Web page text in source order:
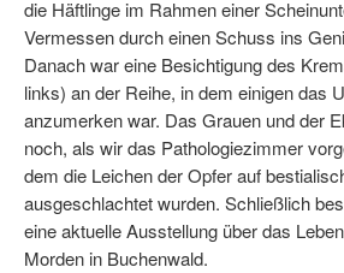
die Häftlinge im Rahmen einer
Vermessen durch einen Schuss ins
Danach war eine Besichtigung des
links) an der Reihe, in dem einigen das
anzumerken war. Das Grauen und der
noch, als wir das Pathologiezimmer
dem die Leichen der Opfer auf
ausgeschlachtet wurden. Schließlich
eine aktuelle Ausstellung über das
Morden in Buchenwald.